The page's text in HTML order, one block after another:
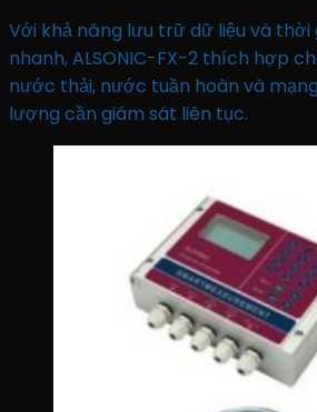
Với khả năng lưu trữ dữ liệu và thời
nhanh, ALSONIC-FX-2 thích hợp
nước thải, nước tuần hoàn và
lượng cần giám sát liên tục.